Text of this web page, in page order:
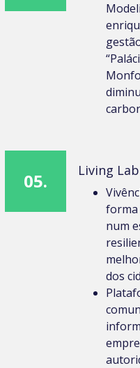
05. Living Lab
forma
num
dos